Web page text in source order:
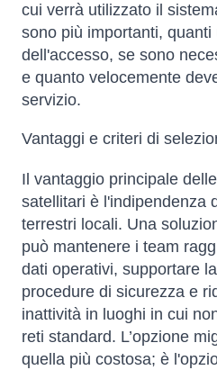
cui verrà utilizzato il
sono più importanti,
dell'accesso, se sono
e quanto velocemente
servizio.
Vantaggi e criteri di
Il vantaggio principale
satellitari è l'indipendenza
terrestri locali. Una
può mantenere i team
dati operativi, supportare
procedure di sicurezza e
inattività in luoghi in cui
reti standard. L’opzione
quella più costosa; è